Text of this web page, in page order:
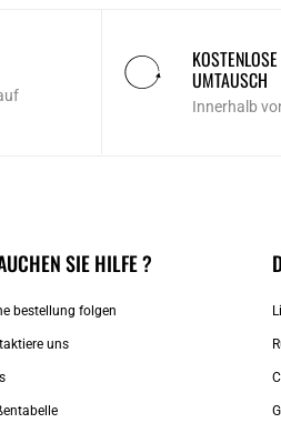
UMTAUSCH
Innerhalb
SIE HILFE ?
bestellung folgen
uns​